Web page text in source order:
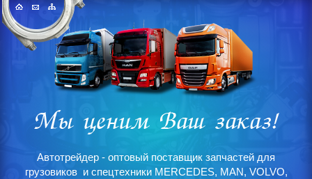
Автотрейдер - оптовый поставщик запчастей для
грузовиков и спецтехники MERCEDES, MAN, VOLVO,